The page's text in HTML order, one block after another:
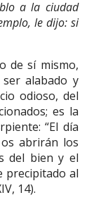
a la ciudad
le dijo: si
de sí mismo,
alabado y
odioso, del
es la
“El día
abrirán los
del bien y el
precipitado al
14).